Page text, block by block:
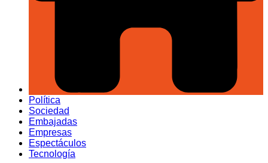
Política
Sociedad
Embajadas
Empresas
Espectáculos
Tecnología